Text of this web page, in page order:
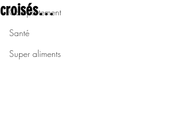
Comportement
Santé
Super aliments
croisés…